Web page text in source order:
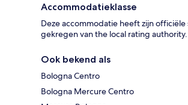
Accommodatieklasse
Deze accommodatie heeft zijn
gekregen van the local rating authority.
Ook bekend als
Bologna Centro
Bologna Mercure Centro